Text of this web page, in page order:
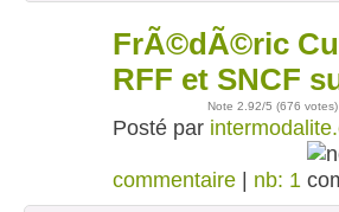
FrÃ©dÃ©ric
RFF et SNCF
Note 2.92/5 (676 votes)
Posté par
commentaire | nb: 1